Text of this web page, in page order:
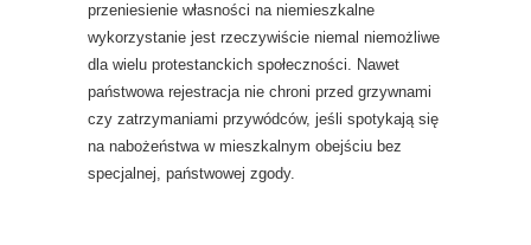
przeniesienie własności na niemieszkalne
wykorzystanie jest rzeczywiście niemal niemożliwe
dla wielu protestanckich społeczności. Nawet
państwowa rejestracja nie chroni przed grzywnami
czy zatrzymaniami przywódców, jeśli spotykają się
na nabożeństwa w mieszkalnym obejściu bez
specjalnej, państwowej zgody.